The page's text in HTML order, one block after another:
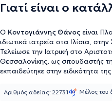
Γιατί είναι ο
Ο Κοντογιάννης Θάνος είναι Πλαστικός
ιδιωτικά ιατρεία στα Ιλίσια, στην Χαλκίδα και στην Καλαμάτα.
Τελείωσε την Ιατρική στο
Θεσσαλονίκης, ως σπουδαστής
εκπαιδεύτηκε στην ειδικότητα
μικροχειρουργικής. Υπήρξε
Αριθμός αδείας: 22731 Μέλος του